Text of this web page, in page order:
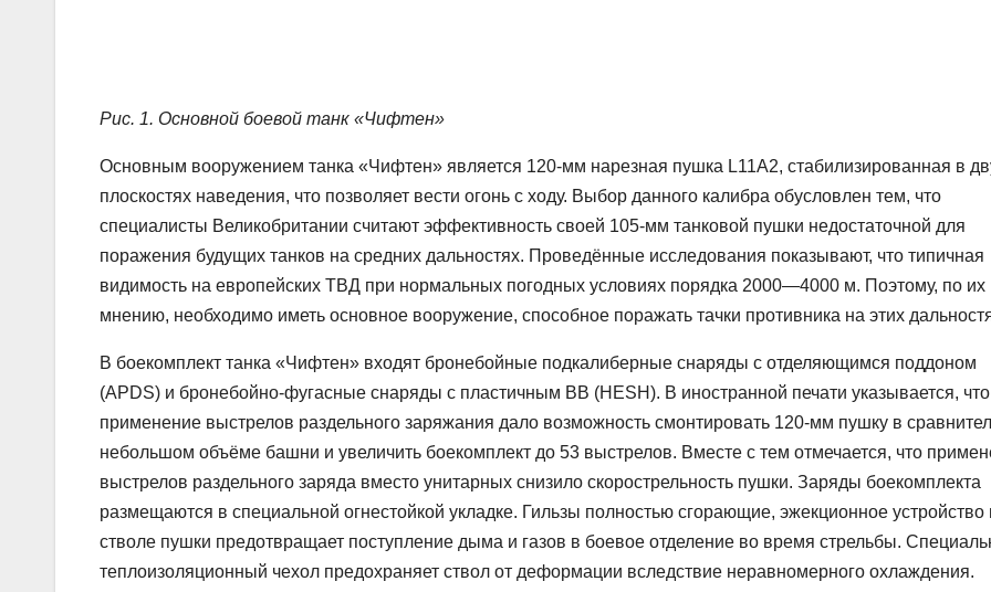
Рис. 1. Основной боевой танк «Чифтен»
Основным вооружением танка «Чифтен» является 120-мм нарезная пушка L11А2, стабилизированная в
плоскостях наведения, что позволяет вести огонь с ходу. Выбор данного калибра обусловлен тем, что
специалисты Великобритании считают эффективность своей 105-мм танковой пушки недостаточной для
поражения будущих танков на средних дальностях. Проведённые исследования показывают, что типичная
видимость на европейских ТВД при нормальных погодных условиях порядка 2000—4000 м. Поэтому, по их
мнению, необходимо иметь основное вооружение, способное поражать тачки противника на этих
В боекомплект танка «Чифтен» входят бронебойные подкалиберные снаряды с отделяющимся поддоном
(APDS) и бронебойно-фугасные снаряды с пластичным ВВ (HESH). В иностранной печати указывается, что
применение выстрелов раздельного заряжания дало возможность смонтировать 120-мм пушку в
небольшом объёме башни и увеличить боекомплект до 53 выстрелов. Вместе с тем отмечается, что
выстрелов раздельного заряда вместо унитарных снизило скорострельность пушки. Заряды боекомплекта
размещаются в специальной огнестойкой укладке. Гильзы полностью сгорающие, эжекционное устройство
стволе пушки предотвращает поступление дыма и газов в боевое отделение во время стрельбы.
теплоизоляционный чехол предохраняет ствол от деформации вследствие неравномерного охлаждения.